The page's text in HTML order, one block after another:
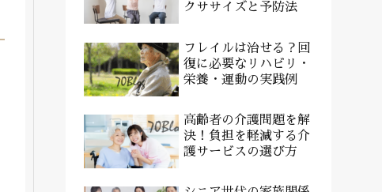
クササイズと予防法
フレイルは治せる？回
復に必要なリハビリ・
栄養・運動の実践例
高齢者の介護問題を解
決！負担を軽減する介
護サービスの選び方